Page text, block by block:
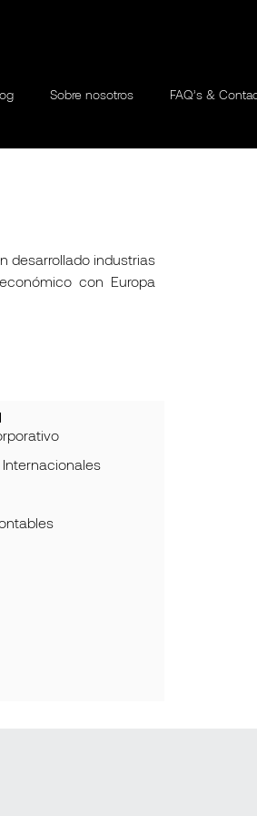
Sobre nosotros FAQ’s &
desarrollado industrias
con Europa